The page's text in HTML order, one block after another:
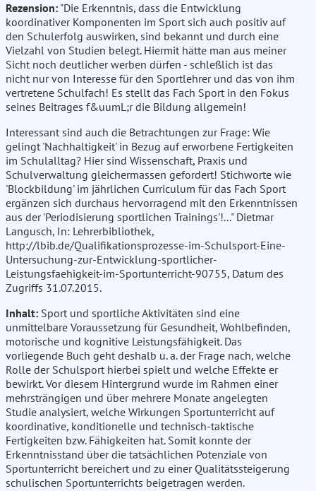
Rezension: "Die Erkenntnis, dass die Entwicklung
koordinativer Komponenten im Sport sich auch positiv auf
den Schulerfolg auswirken, sind bekannt und durch eine
Vielzahl von Studien belegt. Hiermit hätte man aus meiner
Sicht noch deutlicher werben dürfen - schleßlich ist das
nicht nur von Interesse für den Sportlehrer und das von ihm
vertretene Schulfach! Es stellt das Fach Sport in den Fokus
seines Beitrages f&uumL;r die Bildung allgemein!
Interessant sind auch die Betrachtungen zur Frage: Wie
gelingt 'Nachhaltigkeit' in Bezug auf erworbene Fertigkeiten
im Schulalltag? Hier sind Wissenschaft, Praxis und
Schulverwaltung gleichermassen gefordert! Stichworte wie
'Blockbildung' im jährlichen Curriculum für das Fach Sport
ergänzen sich durchaus hervorragend mit den Erkenntnissen
aus der 'Periodisierung sportlichen Trainings'!..." Dietmar
Langusch, In: Lehrerbibliothek,
http://lbib.de/Qualifikationsprozesse-im-Schulsport-Eine-
Untersuchung-zur-Entwicklung-sportlicher-
Leistungsfaehigkeit-im-Sportunterricht-90755, Datum des
Zugriffs 31.07.2015.
Inhalt: Sport und sportliche Aktivitäten sind eine
unmittelbare Voraussetzung für Gesundheit, Wohlbefinden,
motorische und kognitive Leistungsfähigkeit. Das
vorliegende Buch geht deshalb u. a. der Frage nach, welche
Rolle der Schulsport hierbei spielt und welche Effekte er
bewirkt. Vor diesem Hintergrund wurde im Rahmen einer
mehrsträngigen und über mehrere Monate angelegten
Studie analysiert, welche Wirkungen Sportunterricht auf
koordinative, konditionelle und technisch-taktische
Fertigkeiten bzw. Fähigkeiten hat. Somit konnte der
Erkenntnisstand über die tatsächlichen Potenziale von
Sportunterricht bereichert und zu einer Qualitätssteigerung
schulischen Sportunterrichts beigetragen werden.